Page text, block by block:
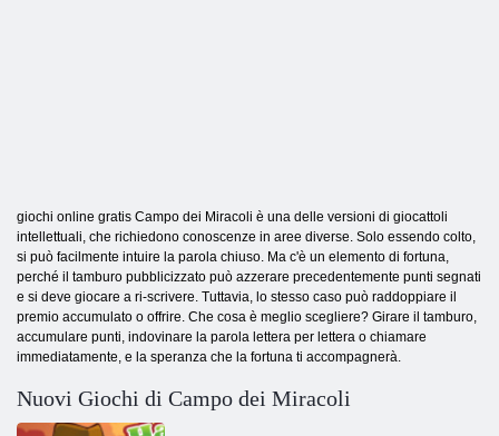
giochi online gratis Campo dei Miracoli è una delle versioni di giocattoli
intellettuali, che richiedono conoscenze in aree diverse. Solo essendo colto,
si può facilmente intuire la parola chiuso. Ma c'è un elemento di fortuna,
perché il tamburo pubblicizzato può azzerare precedentemente punti segnati
e si deve giocare a ri-scrivere. Tuttavia, lo stesso caso può raddoppiare il
premio accumulato o offrire. Che cosa è meglio scegliere? Girare il tamburo,
accumulare punti, indovinare la parola lettera per lettera o chiamare
immediatamente, e la speranza che la fortuna ti accompagnerà.
Nuovi Giochi di Campo dei Miracoli